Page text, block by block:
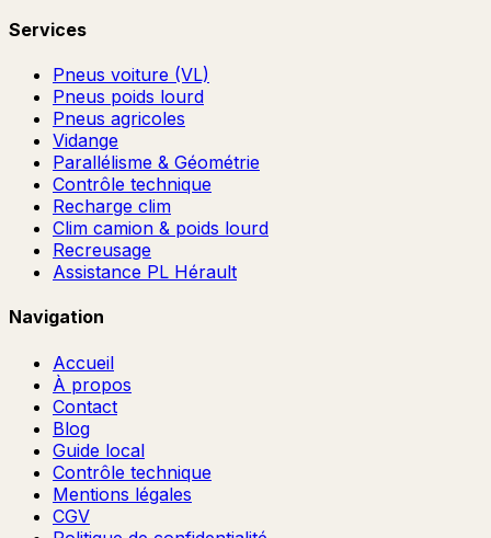
Services
Pneus voiture (VL)
Pneus poids lourd
Pneus agricoles
Vidange
Parallélisme & Géométrie
Contrôle technique
Recharge clim
Clim camion & poids lourd
Recreusage
Assistance PL Hérault
Navigation
Accueil
À propos
Contact
Blog
Guide local
Contrôle technique
Mentions légales
CGV